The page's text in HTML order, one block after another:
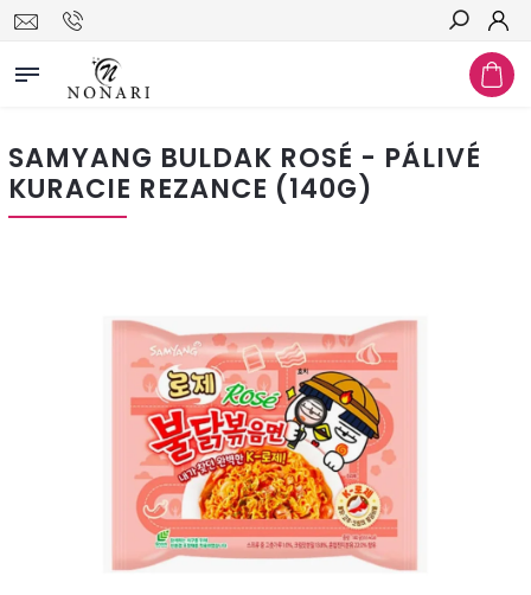
Hľadať
SAMYANG BULDAK ROSÉ - PÁLIVÉ
KURACIE REZANCE (140G)